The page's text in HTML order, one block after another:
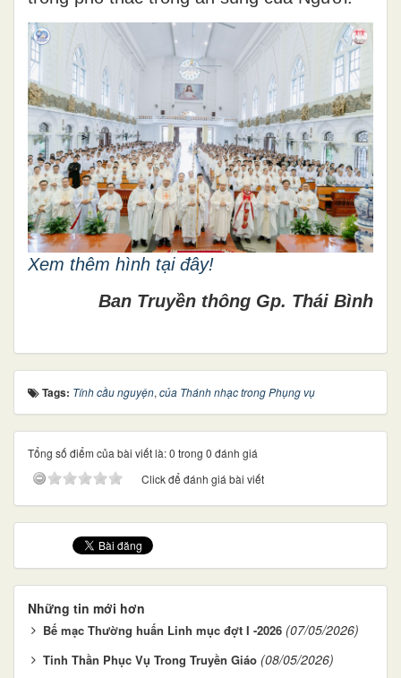
Xem thêm hình tại đây!
Ban Truyền thông Gp. Thái Bình
Tags: Tính cầu nguyện, của Thánh nhạc trong Phụng vụ
Tổng số điểm của bài viết là: 0 trong 0 đánh giá
Click để đánh giá bài viết
Những tin mới hơn
Bế mạc Thường huấn Linh mục đợt I -2026 (07/05/2026)
Tinh Thần Phục Vụ Trong Truyền Giáo (08/05/2026)